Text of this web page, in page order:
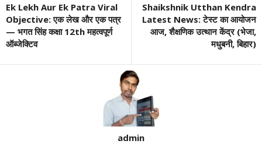
Ek Lekh Aur Ek Patra Viral
Objective: एक लेख और एक पत्र
— भगत सिंह कक्षा 12th महत्वपूर्ण
ऑब्जेक्टिव
Shaikshnik Utthan Kendra
Latest News: टेस्ट का आयोजन
आज, शैक्षणिक उत्थान केंद्र (भेजा,
मधुबनी, बिहार)
admin